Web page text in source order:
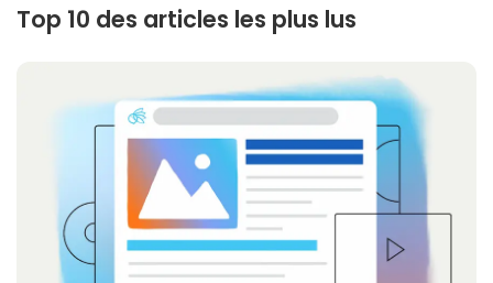
Top 10 des articles les plus lus